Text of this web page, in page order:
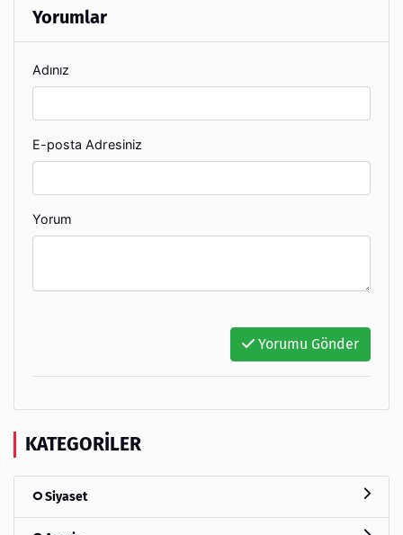
Yorumlar
Adınız
E-posta Adresiniz
Yorum
Yorumu Gönder
KATEGORILER
Siyaset